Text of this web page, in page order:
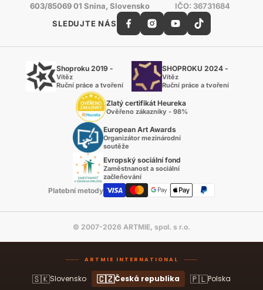
603/85069 01 Snina, Slovensko
IČO: 36731684
SLEDUJTE NÁS
Shoproku 2019 -
Vítěz
Ruční práce a tvoření
SHOPROKU 2024 -
Vítěz
Ruční práce a tvoření
Zlatý certifikát Heureka
Ověřeno zákazníky - 98%
European Art Awards
Organizátor mezinárodní
soutěže
Evropský sociální fond
Zaměstnanost a sociální
začleňování
Platební metody
© 2007-2026 ARTMIE, spol. s r.o.
ARTMIE INTERNATIONAL
🇸🇰Slovensko 🇨🇿Česká republika 🇵🇱Polska